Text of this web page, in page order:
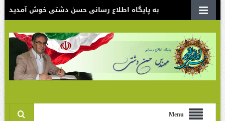
به پایگاه اطلاع رسانی حسن دشتی خوش آمدید
Menu